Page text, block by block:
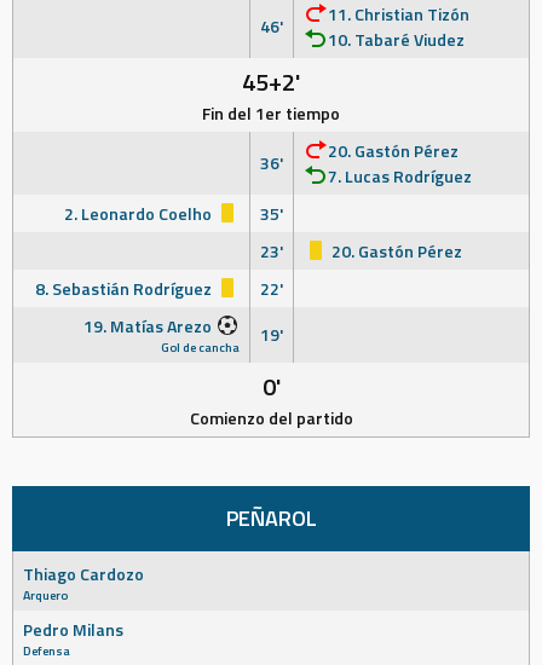
46'
11. Christian Tizón
10. Tabaré Viudez
45+2'
Fin del 1er tiempo
36'
20. Gastón Pérez
7. Lucas Rodríguez
2. Leonardo Coelho
35'
23'
20. Gastón Pérez
8. Sebastián Rodríguez
22'
19. Matías Arezo
Gol de cancha 19'
0'
Comienzo del partido
PEÑAROL
Thiago Cardozo
Arquero
Pedro Milans
Defensa